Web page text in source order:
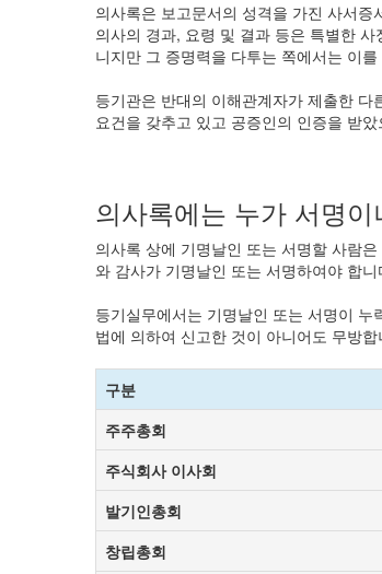
의사록은 보고문서의 성격을 가진 사서
의사의 경과, 요령 및 결과 등은 특별한
니지만 그 증명력을 다투는 쪽에서는 이
등기관은 반대의 이해관계자가 제출한
요건을 갖추고 있고 공증인의 인증을 받
의사록에는 누가 서명
의사록 상에 기명날인 또는 서명할 사람
와 감사가 기명날인 또는 서명하여야 합니
등기실무에서는 기명날인 또는 서명이
법에 의하여 신고한 것이 아니어도 무방
구분
주주총회
주식회사 이사회
발기인총회
창립총회